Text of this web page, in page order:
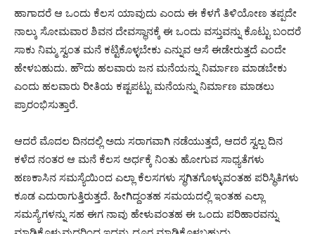
ಹಾಗಾದರೆ ಆ ಒಂದು ಕೆಲಸ ಯಾವುದು ಎಂದು ಈ ಕೆಳಗೆ ತಿಳಿಯೋಣ ತಪ್ಪದೇ
ನಾಲ್ಕು ಸೋಮವಾರ ಶಿವನ ದೇವಸ್ಥಾನಕ್ಕೆ ಈ ಒಂದು ವಸ್ತುವನ್ನು ಕೊಟ್ಟು ಬಂದರೆ
ಸಾಕು ನಿಮ್ಮ ಸ್ವಂತ ಮನೆ ಕಟ್ಟಿಕೊಳ್ಳಬೇಕು ಎನ್ನುವ ಆಸೆ ಈಡೇರುತ್ತದೆ ಎಂದೇ
ಹೇಳಬಹುದು. ಹೌದು ಹಲವಾರು ಜನ ಮನೆಯನ್ನು ನಿರ್ಮಾಣ ಮಾಡಬೇಕು
ಎಂದು ಹಲವಾರು ರೀತಿಯ ಕಷ್ಟಪಟ್ಟು ಮನೆಯನ್ನು ನಿರ್ಮಾಣ ಮಾಡಲು
ಪ್ರಾರಂಭಿಸುತ್ತಾರೆ.
ಆದರೆ ಮೊದಲ ದಿನದಲ್ಲಿ ಅದು ಸರಾಗವಾಗಿ ನಡೆಯುತ್ತದೆ, ಆದರೆ ಸ್ವಲ್ಪ ದಿನ
ಕಳೆದ ನಂತರ ಆ ಮನೆ ಕೆಲಸ ಅರ್ಧಕ್ಕೆ ನಿಂತು ಹೋಗುವ ಸಾಧ್ಯತೆಗಳು
ಹಣಕಾಸಿನ ಸಮಸ್ಯೆಯಿಂದ ಎಲ್ಲಾ ಕೆಲಸಗಳು ಸ್ಥಗಿತಗೊಳ್ಳುವಂತಹ ಪರಿಸ್ಥಿತಿಗಳು
ಕೂಡ ಎದುರಾಗುತ್ತಿರುತ್ತದೆ. ಹೀಗಿದ್ದಂತಹ ಸಮಯದಲ್ಲಿ ಇಂತಹ ಎಲ್ಲಾ
ಸಮಸ್ಯೆಗಳನ್ನು ಸಹ ಈಗ ನಾವು ಹೇಳುವಂತಹ ಈ ಒಂದು ಪರಿಹಾರವನ್ನು